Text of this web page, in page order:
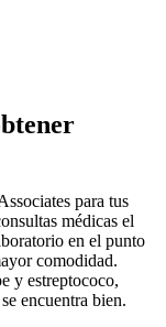
para tus
médicas el
en el punto
comodidad.
y estreptococo,
encuentra bien.